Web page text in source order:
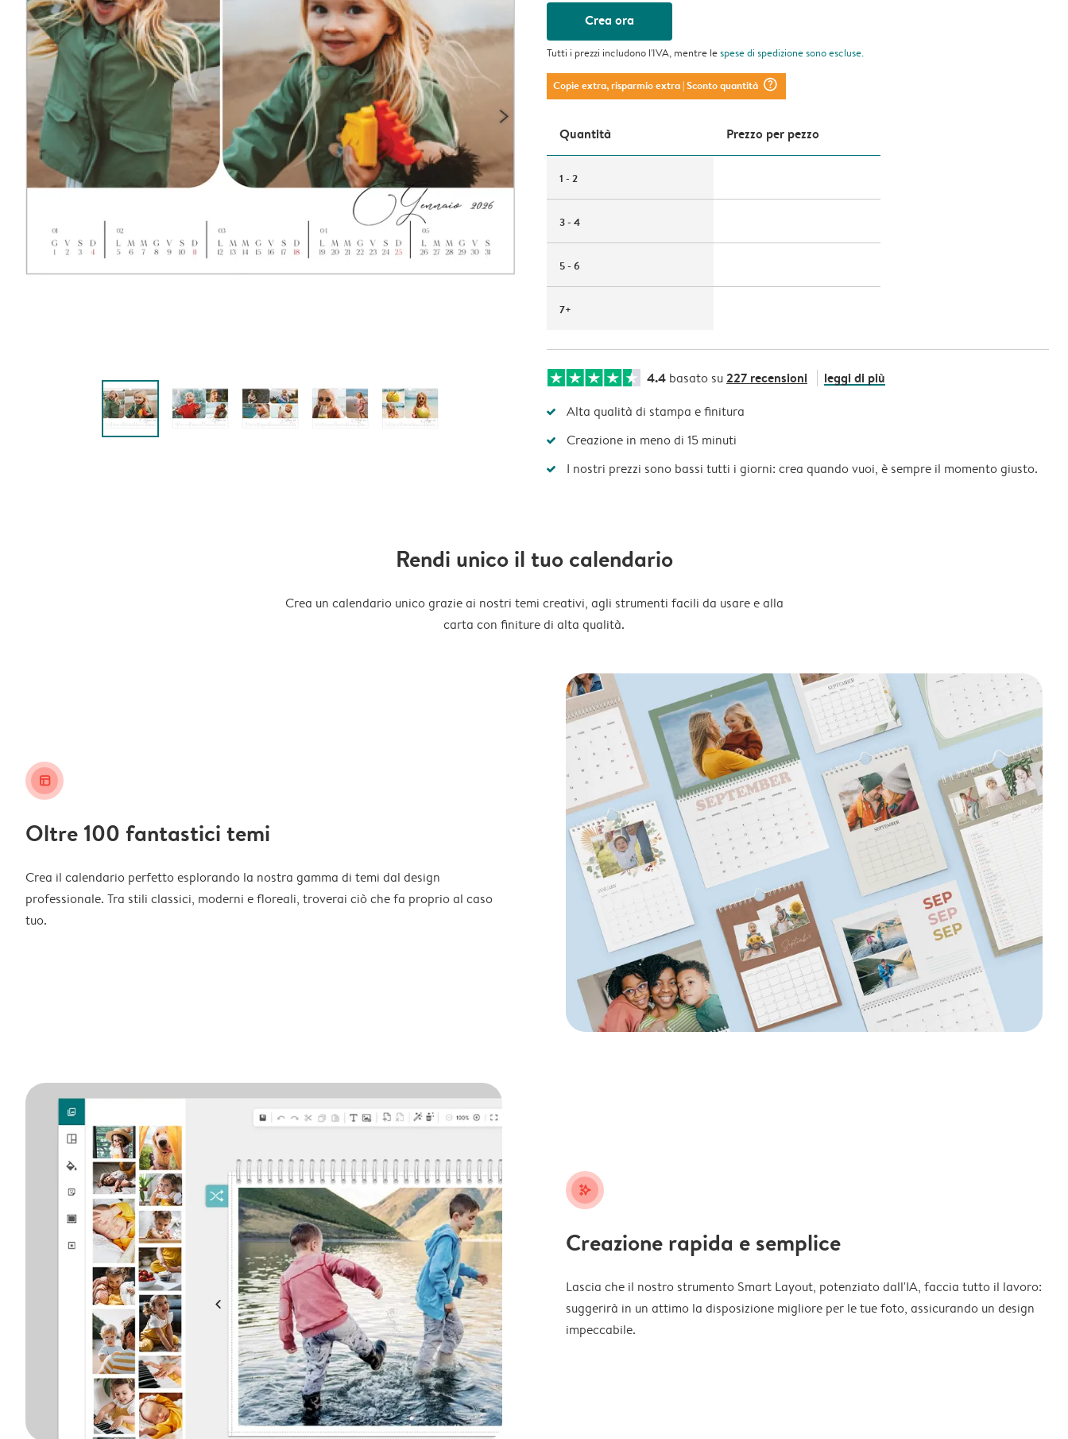
Crea ora
Tutti i prezzi includono l'IVA, mentre lespese di spedizionesono escluse.
Copie extra, risparmio extra| Sconto quantità question_mark_circle
Quantità Prezzo per pezzo
1 - 2
3 - 4
5 - 6
7+
4.4 basato su227 recensioni leggi di più
Alta qualità di stampa e finitura
Creazione in meno di 15 minuti
I nostri prezzi sono bassi tutti i giorni: crea quando vuoi, è sempre il momento giusto.
Rendi unico il tuo calendario
Crea un calendario unico grazie ai nostri temi creativi, agli strumenti facili da usare e alla
carta con finiture di alta qualità.
layout_alt
Oltre 100 fantastici temi
Crea il calendario perfetto esplorando la nostra gamma di temi dal design
professionale. Tra stili classici, moderni e floreali, troverai ciò che fa proprio al caso
tuo.
stars_plus
Creazione rapida e semplice
Lascia che il nostro strumento Smart Layout, potenziato dall'IA, faccia tutto il lavoro:
suggerirà in un attimo la disposizione migliore per le tue foto, assicurando un design
impeccabile.